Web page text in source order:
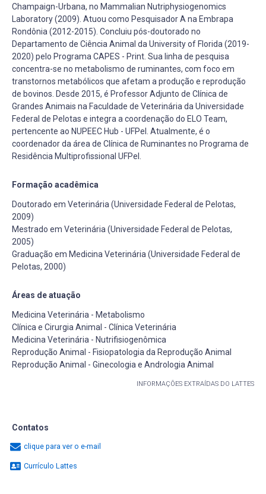
Champaign-Urbana, no Mammalian Nutriphysiogenomics
Laboratory (2009). Atuou como Pesquisador A na Embrapa
Rondônia (2012-2015). Concluiu pós-doutorado no
Departamento de Ciência Animal da University of Florida (2019-
2020) pelo Programa CAPES - Print. Sua linha de pesquisa
concentra-se no metabolismo de ruminantes, com foco em
transtornos metabólicos que afetam a produção e reprodução
de bovinos. Desde 2015, é Professor Adjunto de Clínica de
Grandes Animais na Faculdade de Veterinária da Universidade
Federal de Pelotas e integra a coordenação do ELO Team,
pertencente ao NUPEEC Hub - UFPel. Atualmente, é o
coordenador da área de Clínica de Ruminantes no Programa de
Residência Multiprofissional UFPel.
Formação acadêmica
Doutorado em Veterinária (Universidade Federal de Pelotas,
2009)
Mestrado em Veterinária (Universidade Federal de Pelotas,
2005)
Graduação em Medicina Veterinária (Universidade Federal de
Pelotas, 2000)
Áreas de atuação
Medicina Veterinária - Metabolismo
Clínica e Cirurgia Animal - Clínica Veterinária
Medicina Veterinária - Nutrifisiogenômica
Reprodução Animal - Fisiopatologia da Reprodução Animal
Reprodução Animal - Ginecologia e Andrologia Animal
INFORMAÇÕES EXTRAÍDAS DO LATTES
Contatos
clique para ver o e-mail
Currículo Lattes